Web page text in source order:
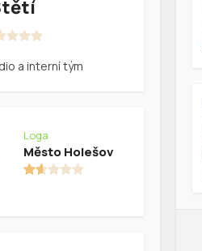
a interní tým
Loga
Město Holešov